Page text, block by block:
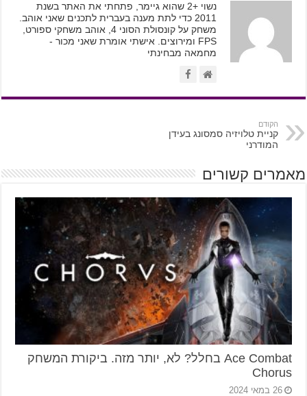
נשוי +2 שהוא גיימר, פתחתי את האתר בשנת
2011 כדי לתת מענה בעברית לתכנים שאני אוהב.
משחק על קונסולת הסוני 4, אוהב משחקי ספורט,
FPS ומירוצים. אישתי אומרת שאני מכור -
מחמאה מבחינתי
הקודם
קניית טלויזיה סמסונג בעידן
המודרני
מאמרים קשורים
Ace Combat בחלל? לא, יותר מזה. ביקורת המשחק
Chorus
26 במאי 2024